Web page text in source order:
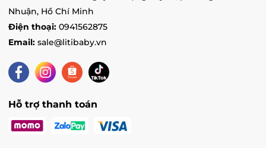
Kiêu Kỵ, Hà Nội
Tình trạng:Còn hàng
Skylake - Vincom Plaza Skylake Phạm Hùng,
Tình trạng: Hết hàng
Vin Vinh - Vincom Plaza Vinh, đường Quang
Tình trạng:Hết hàng
Vin Lạng Sơn - 2 Trần Hưng Đạo, Phường Chi
Nhuận, Hồ Chí Minh
Điện thoại: 0941562875
Email: sale@litibaby.vn
Hỗ trợ thanh toán